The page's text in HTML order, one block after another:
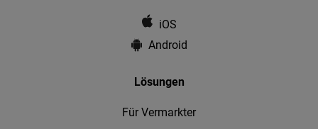
iOS
Android
Lösungen
Für Vermarkter